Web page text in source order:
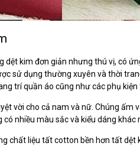
dệt kim đơn giản nhưng thú vị, có
sử dụng thường xuyên và thời
trí quần áo cũng như các phụ
vời cho cả nam và nữ. Chúng ấm
nhiều màu sắc và kiểu dáng khác
chất liệu tất cotton bền hơn tất